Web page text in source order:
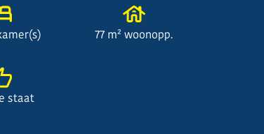
77 m² woonopp.
staat